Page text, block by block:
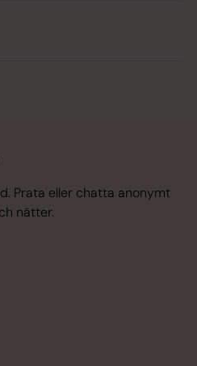
Prata eller chatta anonymt
nätter.